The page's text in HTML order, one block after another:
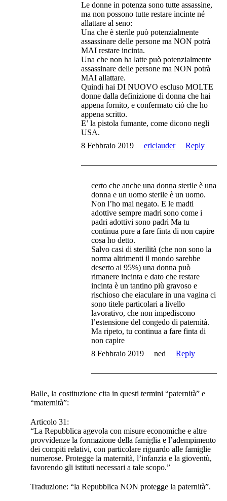
Le donne in potenza sono tutte assassine,
ma non possono tutte restare incinte né
allattare al seno:
Una che è sterile può potenzialmente
assassinare delle persone ma NON potrà
MAI restare incinta.
Una che non ha latte può potenzialmente
assassinare delle persone ma NON potrà
MAI allattare.
Quindi hai DI NUOVO escluso MOLTE
donne dalla definizione di donna che hai
appena fornito, e confermato ciò che ho
appena scritto.
E’ la pistola fumante, come dicono negli
USA.
8 Febbraio 2019
ericlauder Reply
certo che anche una donna sterile è una
donna e un uomo sterile è un uomo.
Non l’ho mai negato. E le madti
adottive sempre madri sono come i
padri adottivi sono padri Ma tu
continua pure a fare finta di non capire
cosa ho detto.
Salvo casi di sterilità (che non sono la
norma altrimenti il mondo sarebbe
deserto al 95%) una donna può
rimanere incinta e dato che restare
incinta è un tantino più gravoso e
rischioso che eiaculare in una vagina ci
sono titele particolari a livello
lavorativo, che non impediscono
l’estensione del congedo di paternità.
Ma ripeto, tu continua a fare finta di
non capire
8 Febbraio 2019
ned Reply
Balle, la costituzione cita in questi termini “paternità” e
“maternità”:
Articolo 31:
“La Repubblica agevola con misure economiche e altre
provvidenze la formazione della famiglia e l’adempimento
dei compiti relativi, con particolare riguardo alle famiglie
numerose. Protegge la maternità, l’infanzia e la gioventù,
favorendo gli istituti necessari a tale scopo.”
Traduzione: “la Repubblica NON protegge la paternità”.